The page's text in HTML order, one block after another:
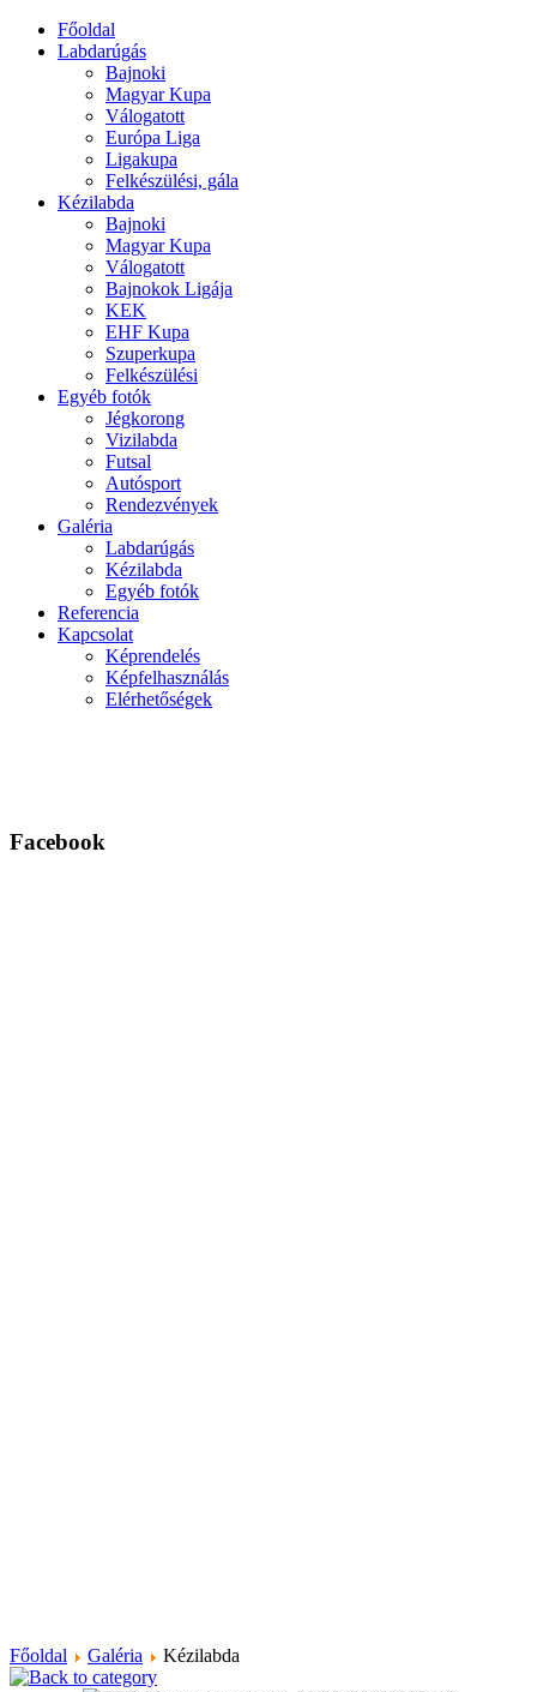
Főoldal
Labdarúgás
Bajnoki
Magyar Kupa
Válogatott
Európa Liga
Ligakupa
Felkészülési, gála
Kézilabda
Bajnoki
Magyar Kupa
Válogatott
Bajnokok Ligája
KEK
EHF Kupa
Szuperkupa
Felkészülési
Egyéb fotók
Jégkorong
Vizilabda
Futsal
Autósport
Rendezvények
Galéria
Labdarúgás
Kézilabda
Egyéb fotók
Referencia
Kapcsolat
Képrendelés
Képfelhasználás
Elérhetőségek
Facebook
Főoldal Galéria Kézilabda